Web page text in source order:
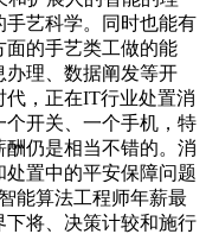
艺科学。同时也能有
面的手艺类工做的能
办理、数据阐发等开
，正在IT行业处置消
开关、一个手机，特
仍是相当不错的。消
置中的平安保障问题
能算法工程师年薪最
下将、决策计较和施行